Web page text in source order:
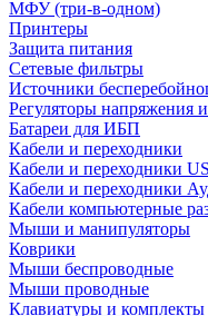
МФУ (три-в-одном)
Принтеры
Защита питания
Сетевые фильтры
Источники
Регуляторы напряжения
Батареи для ИБП
Кабели и переходники
Кабели и переходники
Кабели и переходники
Кабели компьютерные
Мыши и манипуляторы
Коврики
Мыши беспроводные
Мыши проводные
Клавиатуры и комплекты